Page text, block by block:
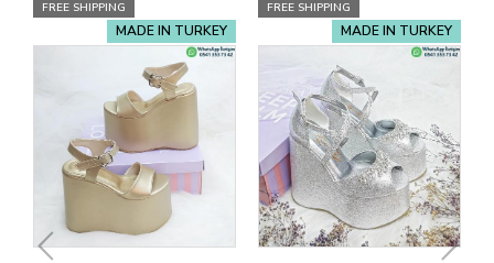
FREE SHIPPING
MADE IN TURKEY
FREE SHIPPING
MADE IN TURKEY